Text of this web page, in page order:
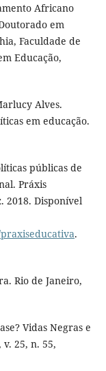
Africano
em
Faculdade de
Educação,
Alves.
em educação.
públicas de
Práxis
2018. Disponível
.
Rio de Janeiro,
Vidas Negras e
25, n. 55,